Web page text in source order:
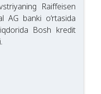
Raiffeisen
AG banki o‘rtasida
Bosh kredit